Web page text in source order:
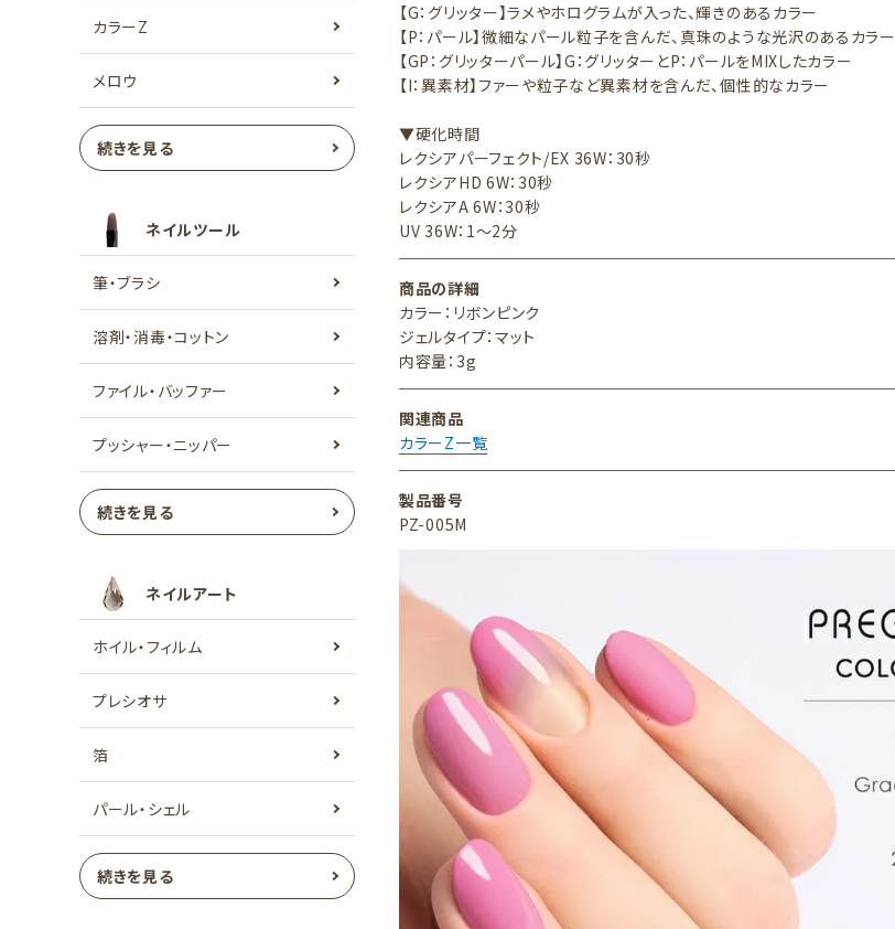
カラーZ
メロウ
続きを見る
ネイルツール
筆・ブラシ
溶剤・消毒・コットン
ファイル・バッファー
プッシャー・ニッパー
続きを見る
ネイルアート
ホイル・フィルム
プレシオサ
箔
パール・シェル
続きを見る
【G：グリッター】ラメやホログラムが入った、輝きのあるカラー
【P：パール】微細なパール粒子を含んだ、真珠のような光沢のあるカラー
【GP：グリッターパール】G：グリッターとP：パールをMIXしたカラー
【I：異素材】ファーや粒子など異素材を含んだ、個性的なカラー
▼硬化時間
レクシアパーフェクト/EX 36W：30秒
レクシアHD 6W：30秒
レクシアA 6W：30秒
UV 36W：1～2分
商品の詳細
カラー：リボンピンク
ジェルタイプ：マット
内容量：3g
関連商品
カラーZ一覧
製品番号
PZ-005M